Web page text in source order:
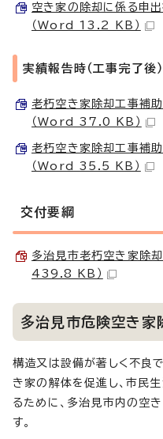
空き家の除却に係る申出
（Word 13.2 KB）
実績報告時（工事完了後）
老朽空き家除却工事補助
（Word 37.0 KB）
老朽空き家除却工事補
（Word 35.5 KB）
交付要綱
多治見市老朽空き家除
439.8 KB）
多治見市危険空き家
構造又は設備が著しく不良
き家の解体を促進し、市民
るために、多治見市内の空
す。